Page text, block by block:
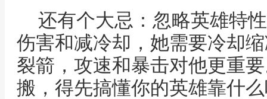
还有个大忌：忽略英雄特
伤害和减冷却，她需要冷却
裂箭，攻速和暴击对他更重
搬，得先搞懂你的英雄靠什